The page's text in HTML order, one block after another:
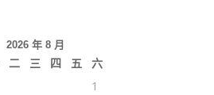
2026 年 8 月
二 三 四 五
六
1